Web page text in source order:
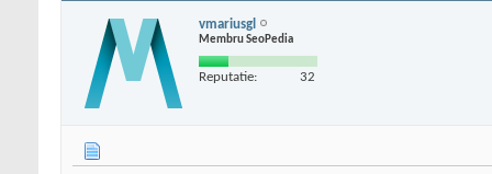
vmariusgl
Membru SeoPedia
Reputatie: 32